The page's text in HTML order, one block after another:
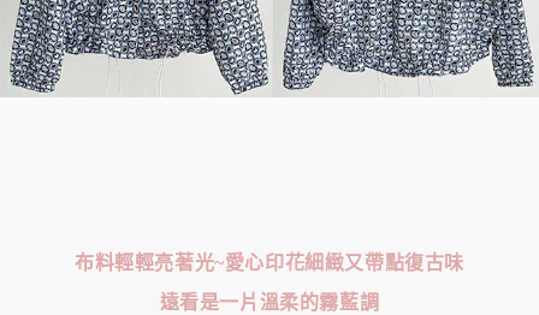
布料輕輕亮著光~愛心印花細緻又帶點復古味
遠看是一片溫柔的霧藍調